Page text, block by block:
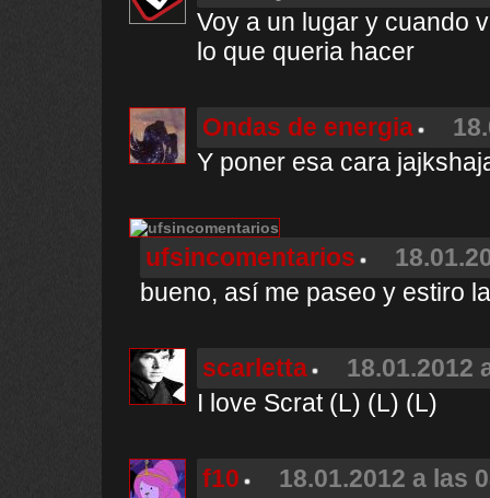
Voy a un lugar y cuando
lo que queria hacer
Ondas de energia
Y poner esa cara
ufsincomentarios
bueno, así me paseo y estiro
scarletta
18.01.2012
I love Scrat (L) (L) (L)
f10
18.01.2012 a las